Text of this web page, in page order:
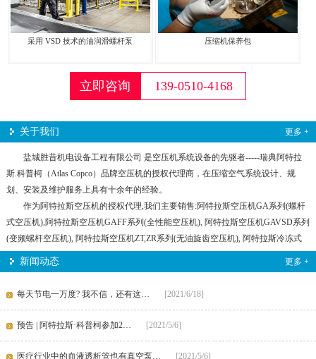
采用 VSD 技术的油润滑螺杆泵 压缩机保养包
立即咨询 139-0510-4168
关于我们 更多 +
盐城胜昔机电设备工程有限公司 是空压机系统设备的先驱者-----瑞典阿特拉
斯.科普柯（Atlas Copco）品牌空压机的授权代理商，在压缩空气系统设计、规
划、安装及维护服务上具有十余年的经验。
作为阿特拉斯空压机的授权代理,我们主要销售:阿特拉斯空压机GA系列(螺杆
式空压机),阿特拉斯空压机GAFF系列(全性能空压机), 阿特拉斯空压机GAVSD系列
(变频螺杆空压机), 阿特拉斯空压机ZT,ZR系列(无油旋齿空压机), 阿特拉斯冷冻式
干燥机, 阿特拉斯吸附式干燥机, 阿特拉斯精密过滤器, 阿特拉斯常规保养耗材如：
空气滤芯、油过滤、阿特拉斯空压机油、阿特拉斯油气分离器，阿特拉斯空压机
业的服务赢得市场，长期提供全面的工业气体解决方案和售后服务。不仅建立完
善的售后服务体系和充足的备件库存减少您的停产损失和非计划内的维修费用。
新闻动态 更多 +
每天节电一万度? 我不信，还有这… [2021/6/18]
预告 | 阿特拉斯·科普柯参加2… [2021/5/6]
医疗行业中的血液透析管也有真空泵… [2021/5/6]